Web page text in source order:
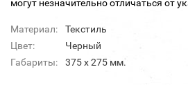
могут незначительно отличаться от
Материал:
Текстиль
Цвет:
Черный
Габариты:
375 х 275 мм.